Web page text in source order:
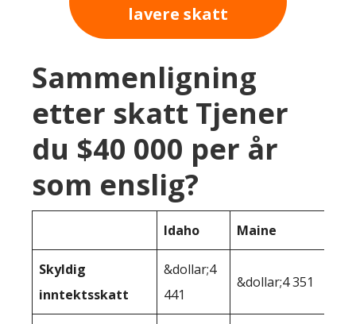
lavere skatt
Sammenligning
etter skatt Tjener
du $40 000 per år
som enslig?
Idaho Maine
Skyldig
inntektsskatt
&dollar;4
441
&dollar;4 351